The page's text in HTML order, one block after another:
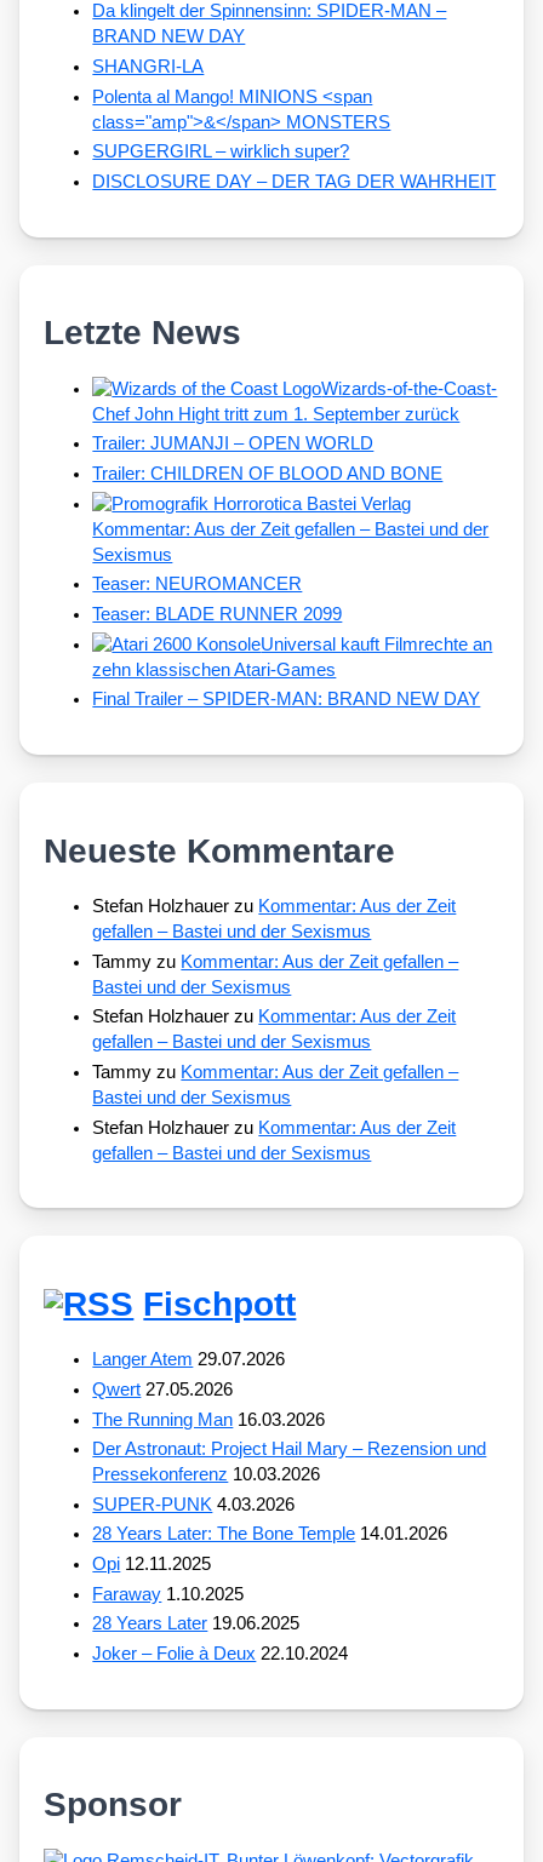
Da klingelt der Spinnensinn: SPIDER-MAN –
BRAND NEW DAY
SHANGRI-LA
Polenta al Mango! MINIONS <span
class="amp">&</span> MONSTERS
SUPGERGIRL – wirklich super?
DISCLOSURE DAY – DER TAG DER WAHRHEIT
Letzte News
Wizards-of-the-Coast-
Chef John Hight tritt zum 1. September zurück
Trailer: JUMANJI – OPEN WORLD
Trailer: CHILDREN OF BLOOD AND BONE
Kommentar: Aus der Zeit gefallen – Bastei und der
Sexismus
Teaser: NEUROMANCER
Teaser: BLADE RUNNER 2099
Universal kauft Filmrechte an
zehn klassischen Atari-Games
Final Trailer – SPIDER-MAN: BRAND NEW DAY
Neueste Kommentare
Stefan Holzhauer zu Kommentar: Aus der Zeit
gefallen – Bastei und der Sexismus
Tammy zu Kommentar: Aus der Zeit gefallen –
Bastei und der Sexismus
Stefan Holzhauer zu Kommentar: Aus der Zeit
gefallen – Bastei und der Sexismus
Tammy zu Kommentar: Aus der Zeit gefallen –
Bastei und der Sexismus
Stefan Holzhauer zu Kommentar: Aus der Zeit
gefallen – Bastei und der Sexismus
Fischpott
Langer Atem 29.07.2026
Qwert 27.05.2026
The Running Man 16.03.2026
Der Astronaut: Project Hail Mary – Rezension und
Pressekonferenz 10.03.2026
SUPER-PUNK 4.03.2026
28 Years Later: The Bone Temple 14.01.2026
Opi 12.11.2025
Faraway 1.10.2025
28 Years Later 19.06.2025
Joker – Folie à Deux 22.10.2024
Sponsor